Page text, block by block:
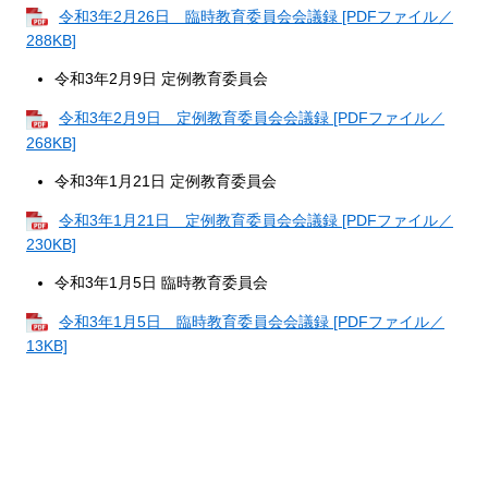
令和3年2月26日 臨時教育委員会会議録 [PDFファイル／
288KB]
令和3年2月9日 定例教育委員会
令和3年2月9日 定例教育委員会会議録 [PDFファイル／
268KB]
令和3年1月21日 定例教育委員会
令和3年1月21日 定例教育委員会会議録 [PDFファイル／
230KB]
令和3年1月5日 臨時教育委員会
令和3年1月5日 臨時教育委員会会議録 [PDFファイル／
13KB]